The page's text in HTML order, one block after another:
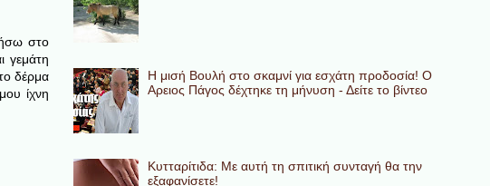
στο
γεμάτη
δέρμα
ίχνη
Η μισή Βουλή στο σκαμνί για εσχάτη προδοσία! Ο
Αρειος Πάγος δέχτηκε τη μήνυση - Δείτε το βίντεο
Κυτταρίτιδα: Με αυτή τη σπιτική συνταγή θα την
εξαφανίσετε!